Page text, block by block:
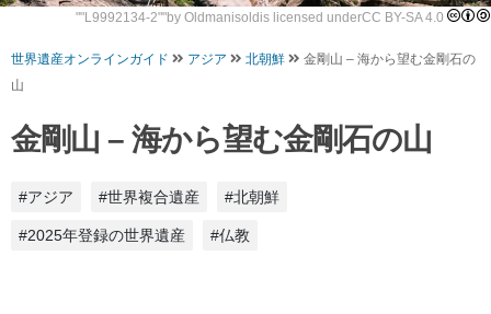
""L9992134-2""by Oldmanisoldis licensed underCC BY-SA 4.0
世界遺産オンラインガイド アジア 北朝鮮
金剛山 – 海から望む金剛石の
山
金剛山 – 海から望む金剛石の山
#アジア #世界複合遺産 #北朝鮮
#2025年登録の世界遺産 #仏教